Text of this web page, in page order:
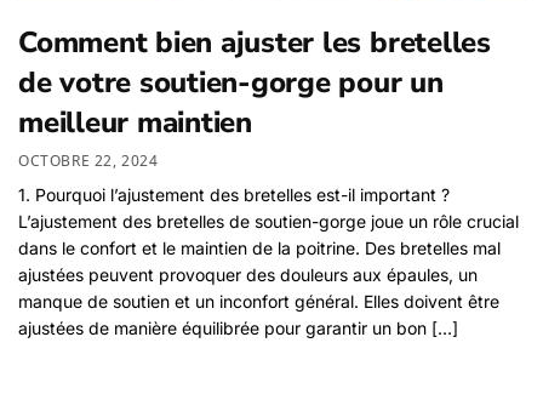
Comment bien ajuster les bretelles
de votre soutien-gorge pour un
meilleur maintien
OCTOBRE 22, 2024
1. Pourquoi l’ajustement des bretelles est-il important ?
L’ajustement des bretelles de soutien-gorge joue un rôle crucial
dans le confort et le maintien de la poitrine. Des bretelles mal
ajustées peuvent provoquer des douleurs aux épaules, un
manque de soutien et un inconfort général. Elles doivent être
ajustées de manière équilibrée pour garantir un bon […]